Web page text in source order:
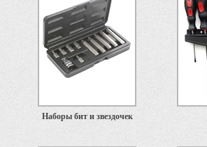
Наборы бит и звездочек